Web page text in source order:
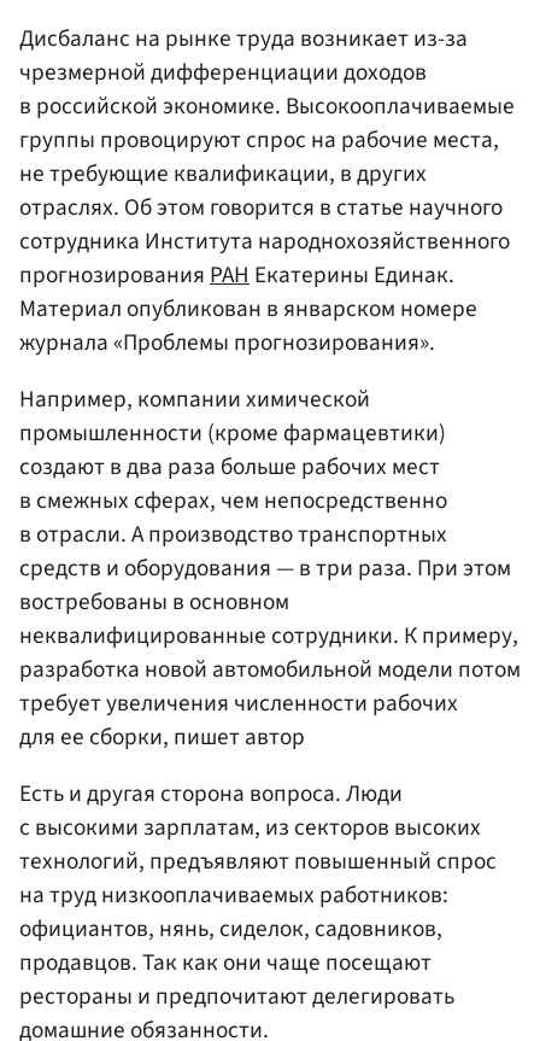
Дисбаланс на рынке труда возникает из-за
чрезмерной дифференциации доходов
в российской экономике. Высокооплачиваемые
группы провоцируют спрос на рабочие места,
не требующие квалификации, в других
отраслях. Об этом говорится в статье научного
сотрудника Института народнохозяйственного
прогнозирования РАН Екатерины Единак.
Материал опубликован в январском номере
журнала «Проблемы прогнозирования».
Например, компании химической
промышленности (кроме фармацевтики)
создают в два раза больше рабочих мест
в смежных сферах, чем непосредственно
в отрасли. А производство транспортных
средств и оборудования — в три раза. При этом
востребованы в основном
неквалифицированные сотрудники. К примеру,
разработка новой автомобильной модели потом
требует увеличения численности рабочих
для ее сборки, пишет автор
Есть и другая сторона вопроса. Люди
с высокими зарплатам, из секторов высоких
технологий, предъявляют повышенный спрос
на труд низкооплачиваемых работников:
официантов, нянь, сиделок, садовников,
продавцов. Так как они чаще посещают
рестораны и предпочитают делегировать
домашние обязанности.